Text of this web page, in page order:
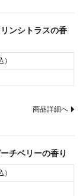
ンシトラスの香
商品詳細へ
チベリーの香り